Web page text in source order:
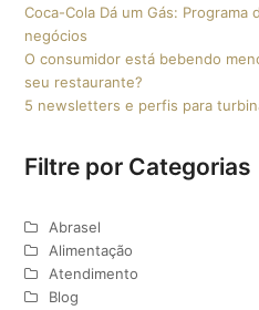
Coca-Cola Dá um Gás:
negócios
O consumidor está bebendo
seu restaurante?
5 newsletters e perfis para
Filtre por Categorias
Abrasel
Alimentação
Atendimento
Blog